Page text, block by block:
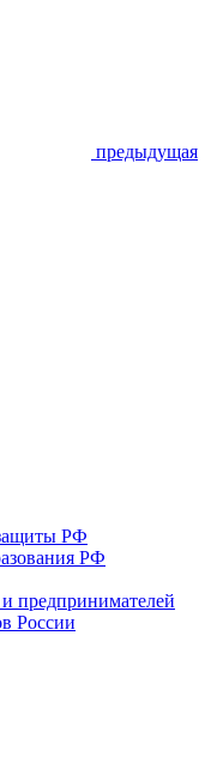
предыдущая